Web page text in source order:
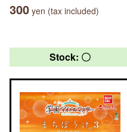
300 yen (tax included)
Stock: 〇